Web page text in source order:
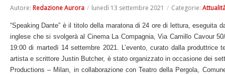
Autore: Redazione Aurora / lunedì 13 settembre 2021 / Categorie:
“Speaking Dante” è il titolo della maratona di 24 ore di lettura, eseguita
inglese che si svolgerà al Cinema La Compagnia, Via Camillo Cavour
19:00 di martedì 14 settembre 2021. L’evento, curato dalla produttrice
artista e scrittore Justin Butcher, è stato organizzato in occasione dei
Productions – Milan, in collaborazione con Teatro della Pergola,